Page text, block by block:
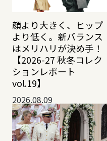
顔より大きく、ヒップ
より低く。新バランス
はメリハリが決め手！
【2026-27 秋冬コレク
ションレポート
vol.19】
2026.08.09